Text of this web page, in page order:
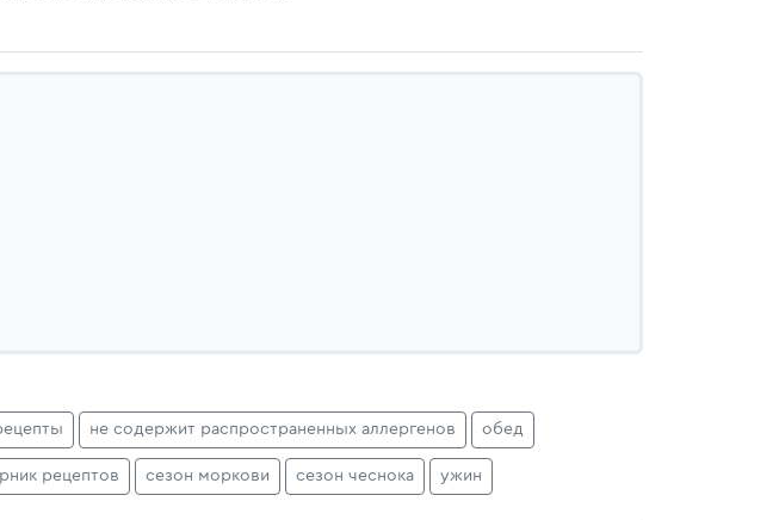
не содержит распространенных аллергенов обед
рецептов сезон моркови сезон чеснока ужин